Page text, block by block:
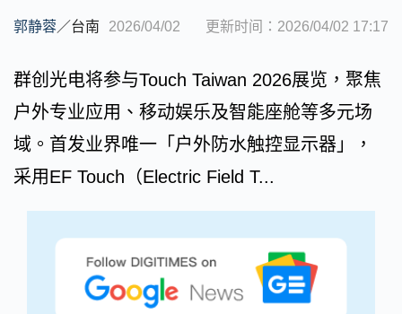
郭静蓉／台南 2026/04/02 更新时间：2026/04/02 17:17
群创光电将参与Touch Taiwan 2026展览，聚焦
户外专业应用、移动娱乐及智能座舱等多元场
域。首发业界唯一「户外防水触控显示器」，
采用EF Touch（Electric Field T...